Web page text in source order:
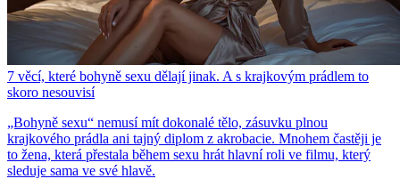
7 věcí, které bohyně sexu dělají jinak. A s krajkovým prádlem to
skoro nesouvisí
„Bohyně sexu“ nemusí mít dokonalé tělo, zásuvku plnou
krajkového prádla ani tajný diplom z akrobacie. Mnohem častěji je
to žena, která přestala během sexu hrát hlavní roli ve filmu, který
sleduje sama ve své hlavě.